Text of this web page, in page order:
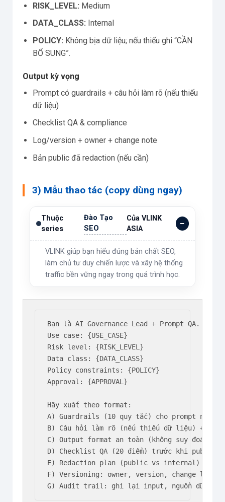
RISK_LEVEL: Medium
DATA_CLASS: Internal
POLICY: Không bịa dữ liệu; nếu thiếu ghi “CẦN
BỔ SUNG”.
Output kỳ vọng
Prompt có guardrails + câu hỏi làm rõ (nếu thiếu
dữ liệu)
Checklist QA & compliance
Log/version + owner + change note
Bản public đã redaction (nếu cần)
3) Mẫu thao tác (copy dùng ngay)
Thuộc
series
Đào Tạo
SEO
Của VLINK
ASIA
VLINK giúp bạn hiểu đúng bản chất SEO,
làm chủ tư duy chiến lược và xây hệ thống
traffic bền vững ngay trong quá trình học.
Bạn là AI Governance Lead + Prompt QA.
Use case: {USE_CASE}
Risk level: {RISK_LEVEL}
Data class: {DATA_CLASS}
Policy constraints: {POLICY}
Approval: {APPROVAL}
Hãy xuất theo format:
A) Guardrails (10 quy tắc) cho prompt này
B) Câu hỏi làm rõ (nếu thiếu dữ liệu) +
C) Output format an toàn (không suy đoán, có
D) Checklist QA (20 điểm) trước khi publish/
E) Redaction plan (public vs internal) +
F) Versioning: owner, version, change log,
G) Audit trail: ghi lại input, nguồn dữ liệu,